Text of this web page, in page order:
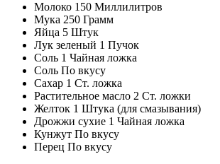
Молоко 150 Миллилитров
Мука 250 Грамм
Яйца 5 Штук
Лук зеленый 1 Пучок
Соль 1 Чайная ложка
Соль По вкусу
Сахар 1 Ст. ложка
Растительное масло 2 Ст. ложки
Желток 1 Штука (для смазывания)
Дрожжи сухие 1 Чайная ложка
Кунжут По вкусу
Перец По вкусу